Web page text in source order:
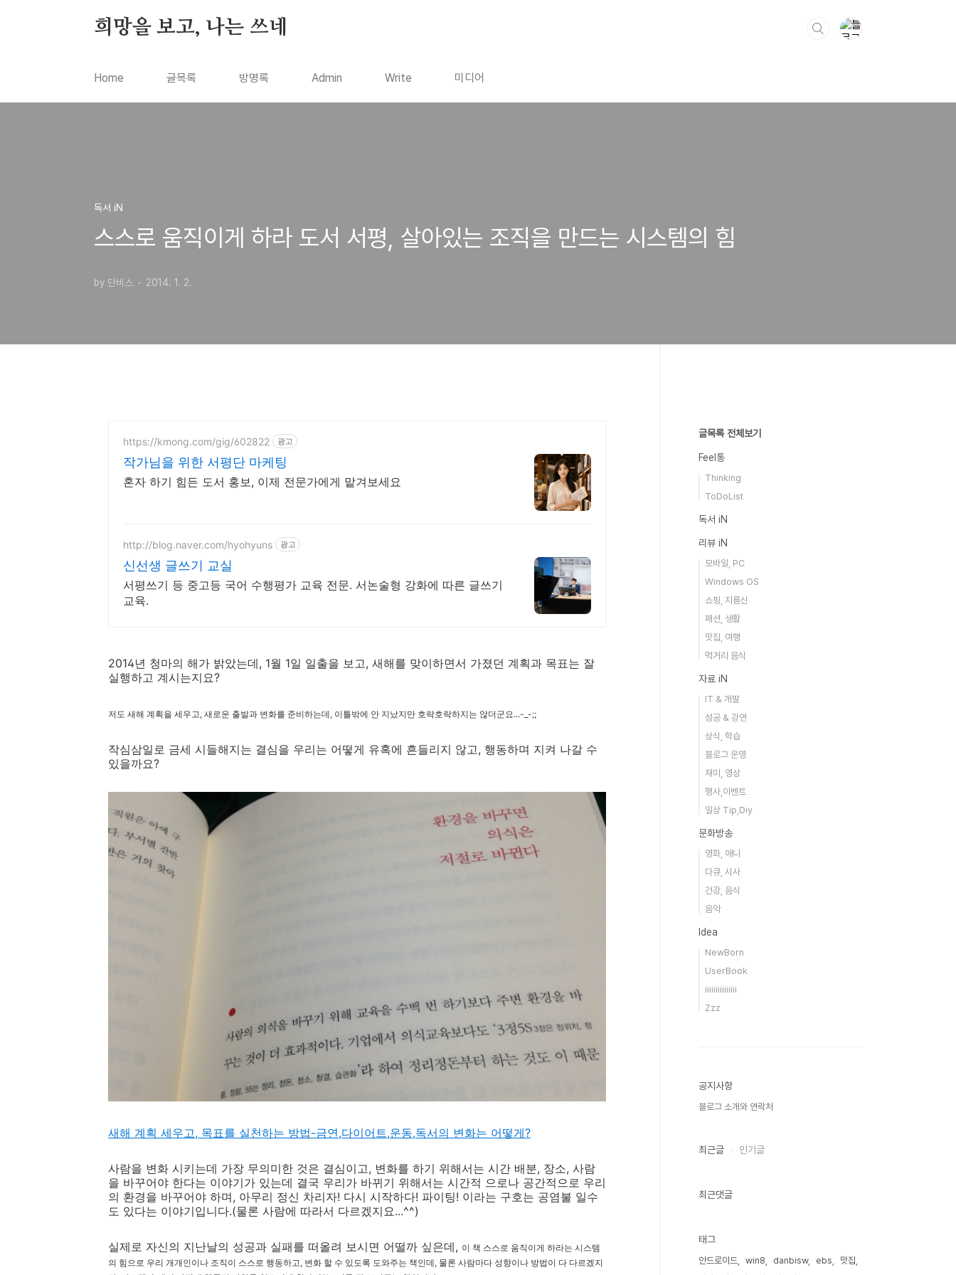
희망을 보고, 나는 쓰네
Home 글목록 방명록 Admin Write 미디어
독서 iN
스스로 움직이게 하라 도서 서평, 살아있는 조직을 만드는 시스템의 힘
by 단비스 2014. 1. 2.
https://kmong.com/gig/602822 광고
작가님을 위한 서평단 마케팅
혼자 하기 힘든 도서 홍보, 이제 전문가에게 맡겨보세요
http://blog.naver.com/hyohyuns 광고
신선생 글쓰기 교실
서평쓰기 등 중고등 국어 수행평가 교육 전문. 서논술형 강화에 따른 글쓰기
교육.
2014년 청마의 해가 밝았는데, 1월 1일 일출을 보고, 새해를 맞이하면서 가졌던 계획과 목표는 잘
실행하고 계시는지요?
저도 새해 계획을 세우고, 새로운 출발과 변화를 준비하는데, 이틀밖에 안 지났지만 호락호락하지는 않더군요...-_-;;
작심삼일로 금세 시들해지는 결심을 우리는 어떻게 유혹에 흔들리지 않고, 행동하며 지켜 나갈 수
있을까요?
새해 계획 세우고, 목표를 실천하는 방법-금연,다이어트,운동,독서의 변화는 어떻게?
사람을 변화 시키는데 가장 무의미한 것은 결심이고, 변화를 하기 위해서는 시간 배분, 장소, 사람
을 바꾸어야 한다는 이야기가 있는데 결국 우리가 바뀌기 위해서는 시간적 으로나 공간적으로 우리
의 환경을 바꾸어야 하며, 아무리 정신 차리자! 다시 시작하다! 파이팅! 이라는 구호는 공염불 일수
도 있다는 이야기입니다.(물론 사람에 따라서 다르겠지요...^^)
실제로 자신의 지난날의 성공과 실패를 떠올려 보시면 어떨까 싶은데, 이 책 스스로 움직이게 하라는 시스템
의 힘으로 우리 개개인이나 조직이 스스로 행동하고, 변화 할 수 있도록 도와주는 책인데, 물론 사람마다 성향이나 방법이 다 다르겠지
글목록 전체보기
Feel통
Thinking
ToDoList
독서 iN
리뷰 iN
모바일, PC
Windows OS
쇼핑, 지름신
패션, 생활
맛집, 여행
먹거리 음식
자료 iN
IT & 개발
성공 & 강연
상식, 학습
블로그 운영
재미, 영상
행사,이벤트
일상 Tip,Diy
문화방송
영화, 애니
다큐, 시사
건강, 음식
음악
Idea
NewBorn
UserBook
iiiiiiiiiiiiiii
Zzz
공지사항
블로그 소개와 연락처
최근글 인기글
최근댓글
태그
안드로이드 win8 danbisw ebs
맛집